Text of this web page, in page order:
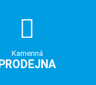
Kamenná
PRODEJNA